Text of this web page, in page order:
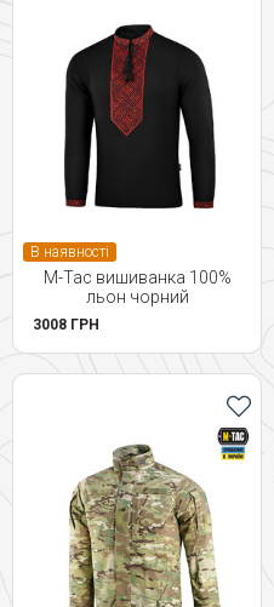
В наявності
M-Tac вишиванка 100%
льон чорний
3008 ГРН